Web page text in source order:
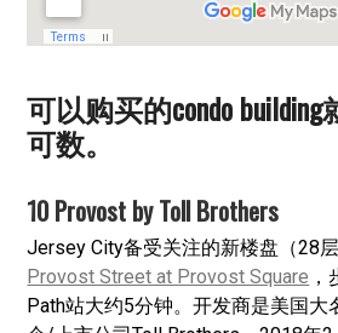
可以购买的condo
可数。
10 Provost by Toll Brothers
Jersey City备受关注的新楼盘（28
Provost Street at Provost Square
Path站大约5分钟。开发商是美国大